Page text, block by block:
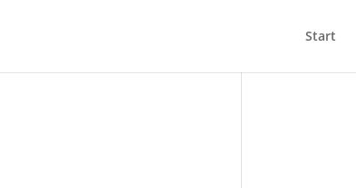
Start